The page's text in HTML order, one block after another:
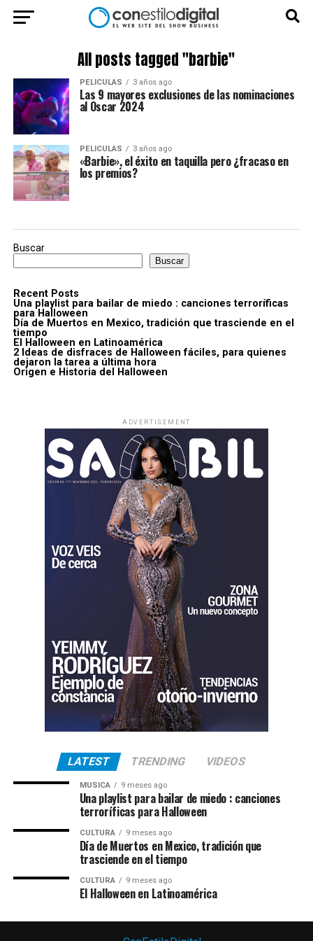
All posts tagged "barbie"
PELICULAS 3 años ago
Las 9 mayores exclusiones de las nominaciones
al Oscar 2024
PELICULAS 3 años ago
«Barbie», el éxito en taquilla pero ¿fracaso en
los premios?
Buscar
Buscar
Recent Posts
Una playlist para bailar de miedo : canciones terroríficas
para Halloween
Día de Muertos en Mexico, tradición que trasciende en el
tiempo
El Halloween en Latinoamérica
2 Ideas de disfraces de Halloween fáciles, para quienes
dejaron la tarea a última hora
Origen e Historia del Halloween
ADVERTISEMENT
LATEST TRENDING VIDEOS
MUSICA 9 meses ago
Una playlist para bailar de miedo : canciones
terroríficas para Halloween
CULTURA 9 meses ago
Día de Muertos en Mexico, tradición que
trasciende en el tiempo
CULTURA 9 meses ago
El Halloween en Latinoamérica